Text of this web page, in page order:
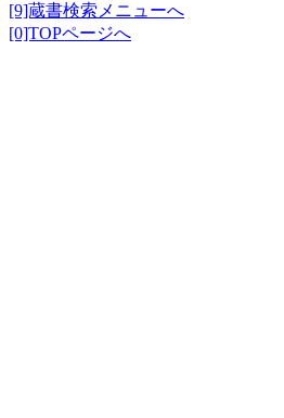
[9]蔵書検索メニューへ
[0]TOPページへ